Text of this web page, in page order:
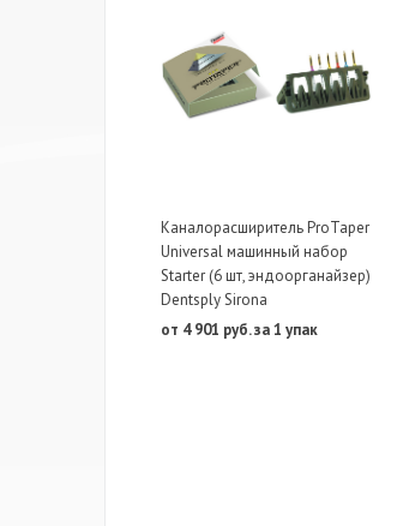
Каналорасширитель ProTaper
Universal машинный набор
Starter (6 шт, эндоорганайзер)
Dentsply Sirona
от 4 901 руб. за 1 упак